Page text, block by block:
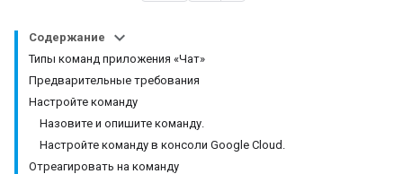
Содержание
Типы команд приложения «Чат»
Предварительные требования
Настройте команду
Назовите и опишите команду.
Настройте команду в консоли Google Cloud.
Отреагировать на команду